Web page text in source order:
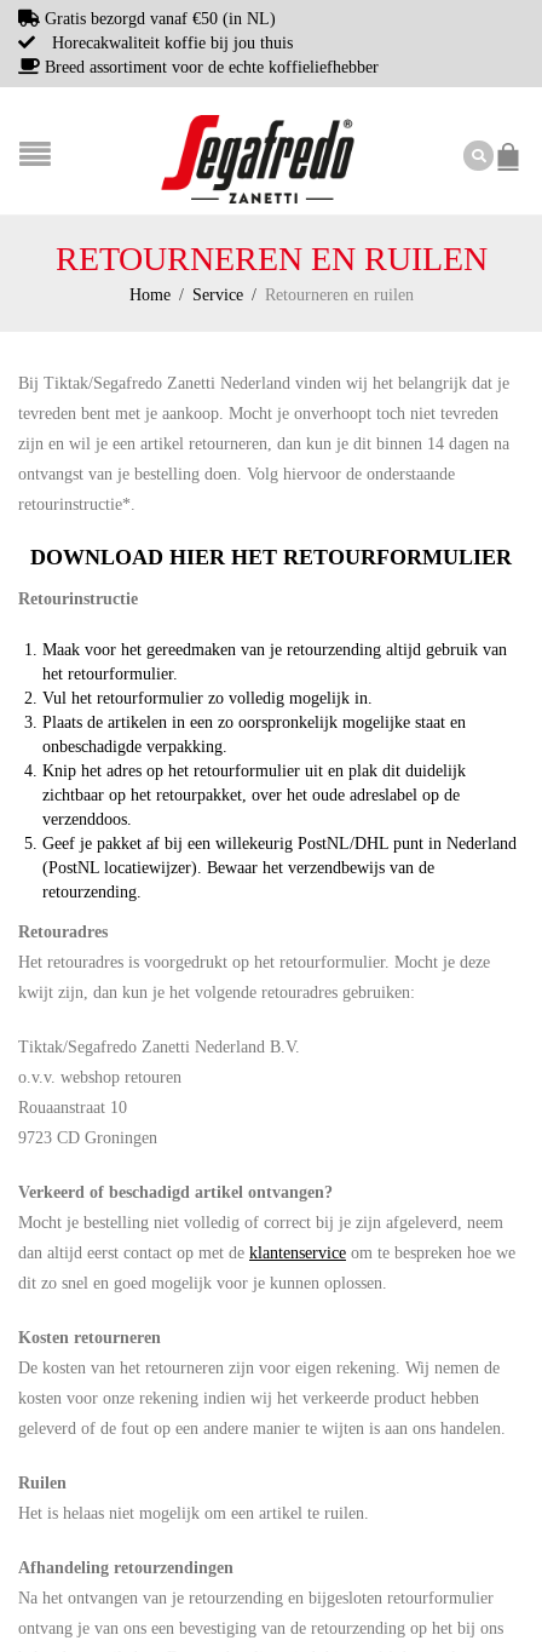
Gratis bezorgd vanaf €50 (in NL)
Horecakwaliteit koffie bij jou thuis
Breed assortiment voor de echte koffieliefhebber
RETOURNEREN EN RUILEN
Home / Service / Retourneren en ruilen
Bij Tiktak/Segafredo Zanetti Nederland vinden wij het belangrijk dat je
tevreden bent met je aankoop. Mocht je onverhoopt toch niet tevreden
zijn en wil je een artikel retourneren, dan kun je dit binnen 14 dagen na
ontvangst van je bestelling doen. Volg hiervoor de onderstaande
retourinstructie*.
DOWNLOAD HIER HET RETOURFORMULIER
Retourinstructie
Maak voor het gereedmaken van je retourzending altijd gebruik van
het retourformulier.
Vul het retourformulier zo volledig mogelijk in.
Plaats de artikelen in een zo oorspronkelijk mogelijke staat en
onbeschadigde verpakking.
Knip het adres op het retourformulier uit en plak dit duidelijk
zichtbaar op het retourpakket, over het oude adreslabel op de
verzenddoos.
Geef je pakket af bij een willekeurig PostNL/DHL punt in Nederland
(PostNL locatiewijzer). Bewaar het verzendbewijs van de
retourzending.
Retouradres
Het retouradres is voorgedrukt op het retourformulier. Mocht je deze
kwijt zijn, dan kun je het volgende retouradres gebruiken:
Tiktak/Segafredo Zanetti Nederland B.V.
o.v.v. webshop retouren
Rouaanstraat 10
9723 CD Groningen
Verkeerd of beschadigd artikel ontvangen?
Mocht je bestelling niet volledig of correct bij je zijn afgeleverd, neem
dan altijd eerst contact op met de klantenservice om te bespreken hoe we
dit zo snel en goed mogelijk voor je kunnen oplossen.
Kosten retourneren
De kosten van het retourneren zijn voor eigen rekening. Wij nemen de
kosten voor onze rekening indien wij het verkeerde product hebben
geleverd of de fout op een andere manier te wijten is aan ons handelen.
Ruilen
Het is helaas niet mogelijk om een artikel te ruilen.
Afhandeling retourzendingen
Na het ontvangen van je retourzending en bijgesloten retourformulier
ontvang je van ons een bevestiging van de retourzending op het bij ons